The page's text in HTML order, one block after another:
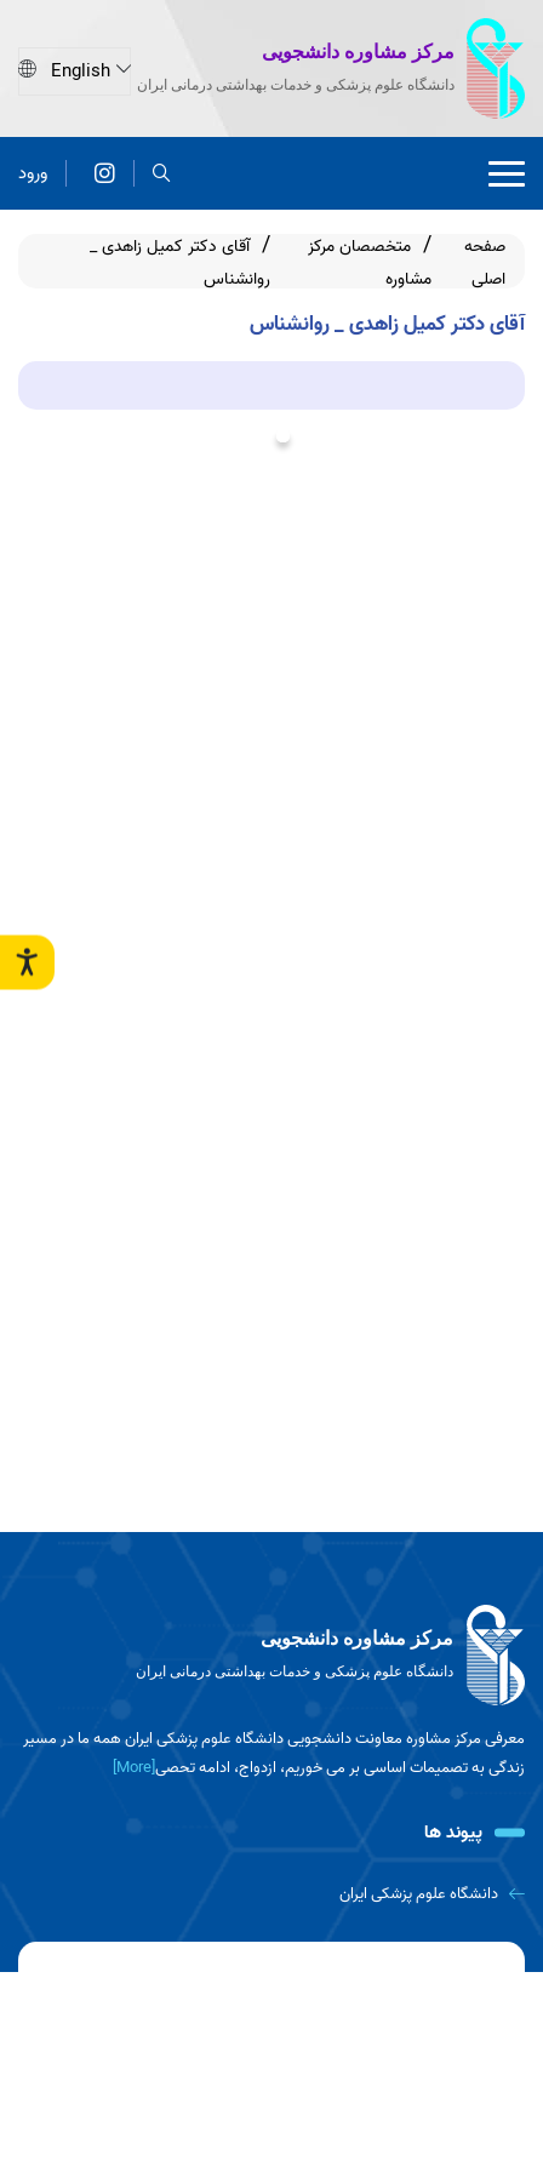
مرکز مشاوره دانشجویی
دانشگاه علوم پزشکی و خدمات بهداشتی درمانی ایران
ورود
صفحه
اصلی
متخصصان مرکز
مشاوره
آقای دکتر کمیل زاهدی _
روانشناس
آقای دکتر کمیل زاهدی _ روانشناس
مرکز مشاوره دانشجویی
دانشگاه علوم پزشکی و خدمات بهداشتی درمانی ایران
معرفی مرکز مشاوره معاونت دانشجویی دانشگاه علوم پزشکی ایران همه ما در مسیر
زندگی به تصمیمات اساسی بر می خوریم، ازدواج، ادامه تحصی[More]
پیوند ها
دانشگاه علوم پزشکی ایران